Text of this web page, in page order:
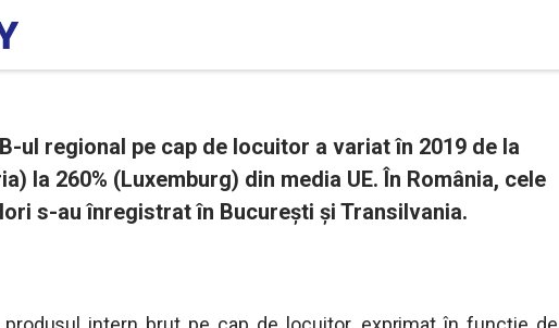
ul regional pe cap de locuitor a variat în 2019 de la
la 260% (Luxemburg) din media UE. În România, cele
s-au înregistrat în București și Transilvania.